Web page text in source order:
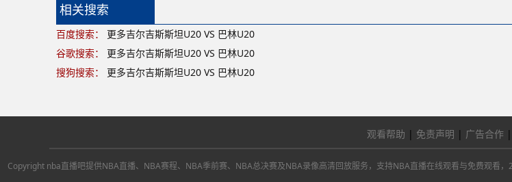
相关搜索
百度搜索：
更多吉尔吉斯斯坦U20 VS 巴林U20
谷歌搜索：
更多吉尔吉斯斯坦U20 VS 巴林U20
搜狗搜索：
更多吉尔吉斯斯坦U20 VS 巴林U20
观看帮助 | 免责声明 | 广告合作 |
Copyright nba直播吧提供NBA直播、NBA赛程、NBA季前赛、NBA总决赛及NBA录像高清回放服务，支持NBA直播在线观看与免费观看